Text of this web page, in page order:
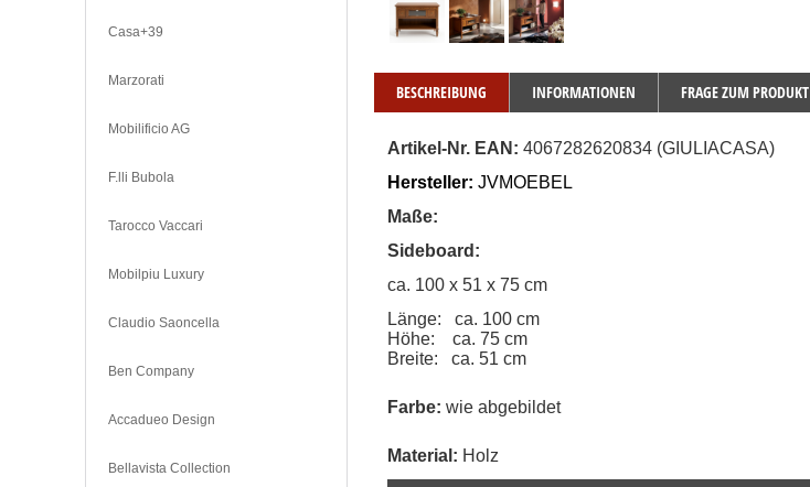
BESCHREIBUNG INFORMATIONEN FRAGE ZUM PRODUKT
Artikel-Nr. EAN: 4067282620834 (GIULIACASA)
Hersteller: JVMOEBEL
Maße:
Sideboard:
ca. 100 x 51 x 75 cm
Länge:   ca. 100 cm
Höhe:    ca. 75 cm
Breite:   ca. 51 cm
Farbe: wie abgebildet
Material: Holz
Casa+39
Marzorati
Mobilificio AG
F.lli Bubola
Tarocco Vaccari
Mobilpiu Luxury
Claudio Saoncella
Ben Company
Accadueo Design
Bellavista Collection